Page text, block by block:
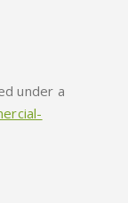
under a